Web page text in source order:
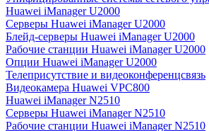
Huawei iManager U2000
Серверы Huawei iManager U2000
Блейд-серверы Huawei iManager U2000
Рабочие станции Huawei iManager U2000
Опции Huawei iManager U2000
Телеприсутствие и видеоконференцсвязь
Видеокамера Huawei VPC800
Huawei iManager N2510
Серверы Huawei iManager N2510
Рабочие станции Huawei iManager N2510